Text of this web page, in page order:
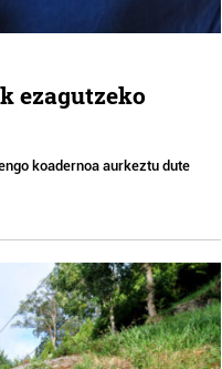
ezagutzeko
koadernoa aurkeztu dute